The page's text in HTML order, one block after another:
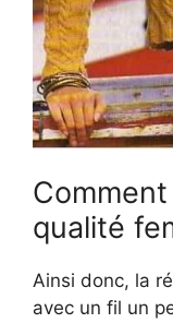
qualité
Ainsi donc, la
avec un fil un